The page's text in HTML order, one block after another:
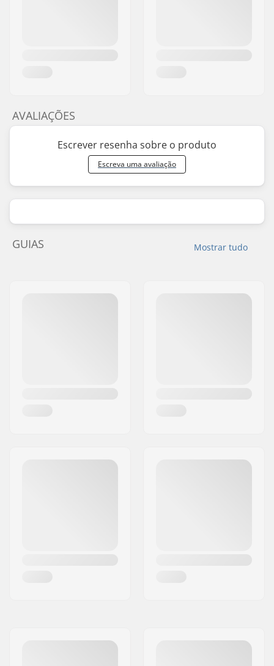
AVALIAÇÕES
Escrever resenha sobre o produto
Escreva uma avaliação
Mostrar tudo
GUIAS